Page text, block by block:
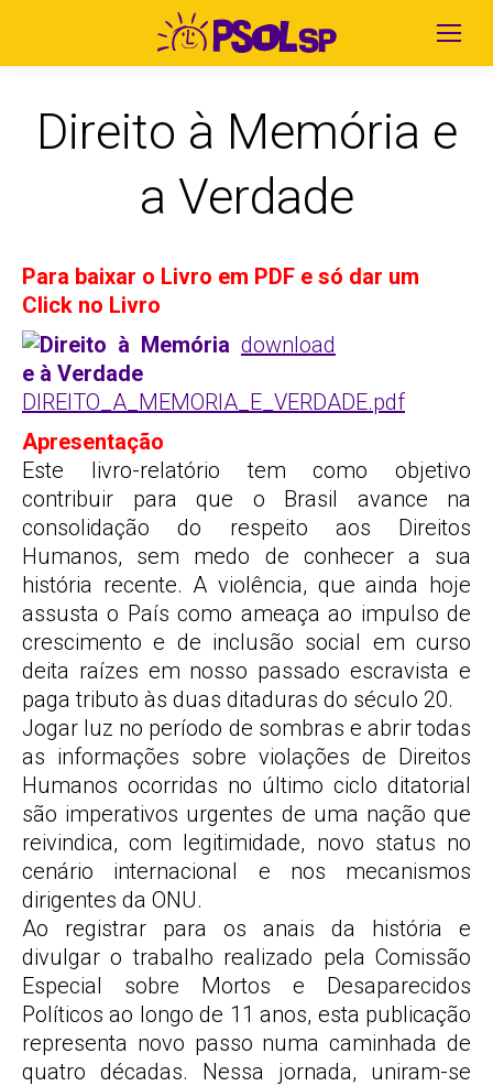
Direito à Memória e
a Verdade
Para baixar o Livro em PDF e só dar um
Click no Livro
download
DIREITO_A_MEMORIA_E_VERDADE.pdf
Apresentação
Este livro-relatório tem como objetivo
contribuir para que o Brasil avance na
consolidação do respeito aos Direitos
Humanos, sem medo de conhecer a sua
história recente. A violência, que ainda hoje
assusta o País como ameaça ao impulso de
crescimento e de inclusão social em curso
deita raízes em nosso passado escravista e
paga tributo às duas ditaduras do século 20.
Jogar luz no período de sombras e abrir todas
as informações sobre violações de Direitos
Humanos ocorridas no último ciclo ditatorial
são imperativos urgentes de uma nação que
reivindica, com legitimidade, novo status no
cenário internacional e nos mecanismos
dirigentes da ONU.
Ao registrar para os anais da história e
divulgar o trabalho realizado pela Comissão
Especial sobre Mortos e Desaparecidos
Políticos ao longo de 11 anos, esta publicação
representa novo passo numa caminhada de
quatro décadas. Nessa jornada, uniram-se